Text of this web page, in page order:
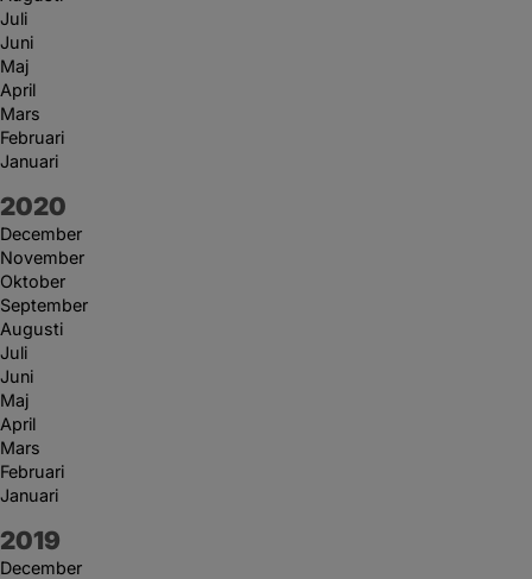
Juli
Juni
Maj
April
Mars
Februari
Januari
År:
2020
December
November
Oktober
September
Augusti
Juli
Juni
Maj
April
Mars
Februari
Januari
År:
2019
December